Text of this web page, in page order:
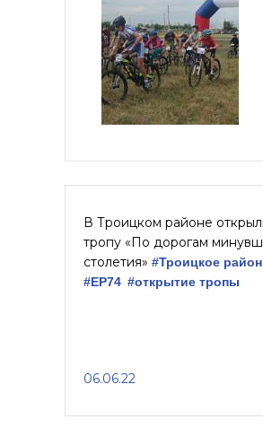
В Троицком районе
тропу «По дорогам
столетия» #Троицкое
#ЕР74 #открытие тропы
06.06.22